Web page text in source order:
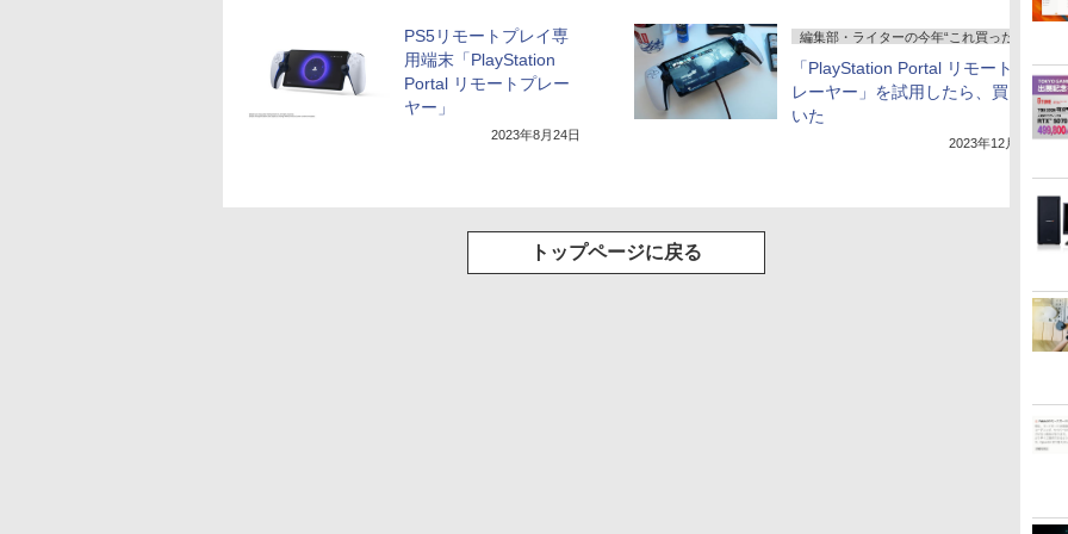
PS5リモートプレイ専
用端末「PlayStation
Portal リモートプレー
ヤー」
2023年8月24日
編集部・ライターの今年“これ買った”！
「PlayStation Portal リモートプ
レーヤー」を試用したら、買って
いた
2023年12月25日
トップページに戻る